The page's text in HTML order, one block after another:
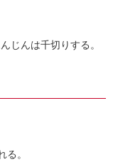
じんは千切りする。
。